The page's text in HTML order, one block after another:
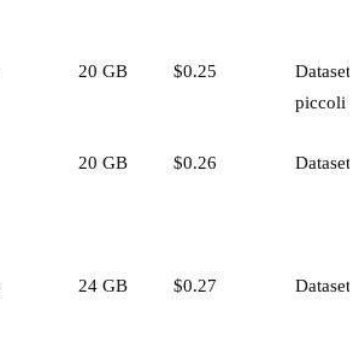
20 GB $0.25
Dataset
piccoli
20 GB $0.26 Dataset
24 GB $0.27 Dataset